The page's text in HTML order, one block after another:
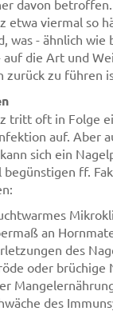
davon
etwa viermal so
was - ähnlich wie
auf die Art und
zurück zu führen
tritt oft in Folge
auf. Aber
sich ein
begünstigen ff.
an
des
oder brüchige
des